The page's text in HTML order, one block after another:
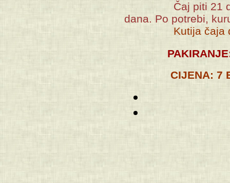
Čaj piti 21 dan,
dana. Po potrebi,
Kutija čaja
CIJENA: 7